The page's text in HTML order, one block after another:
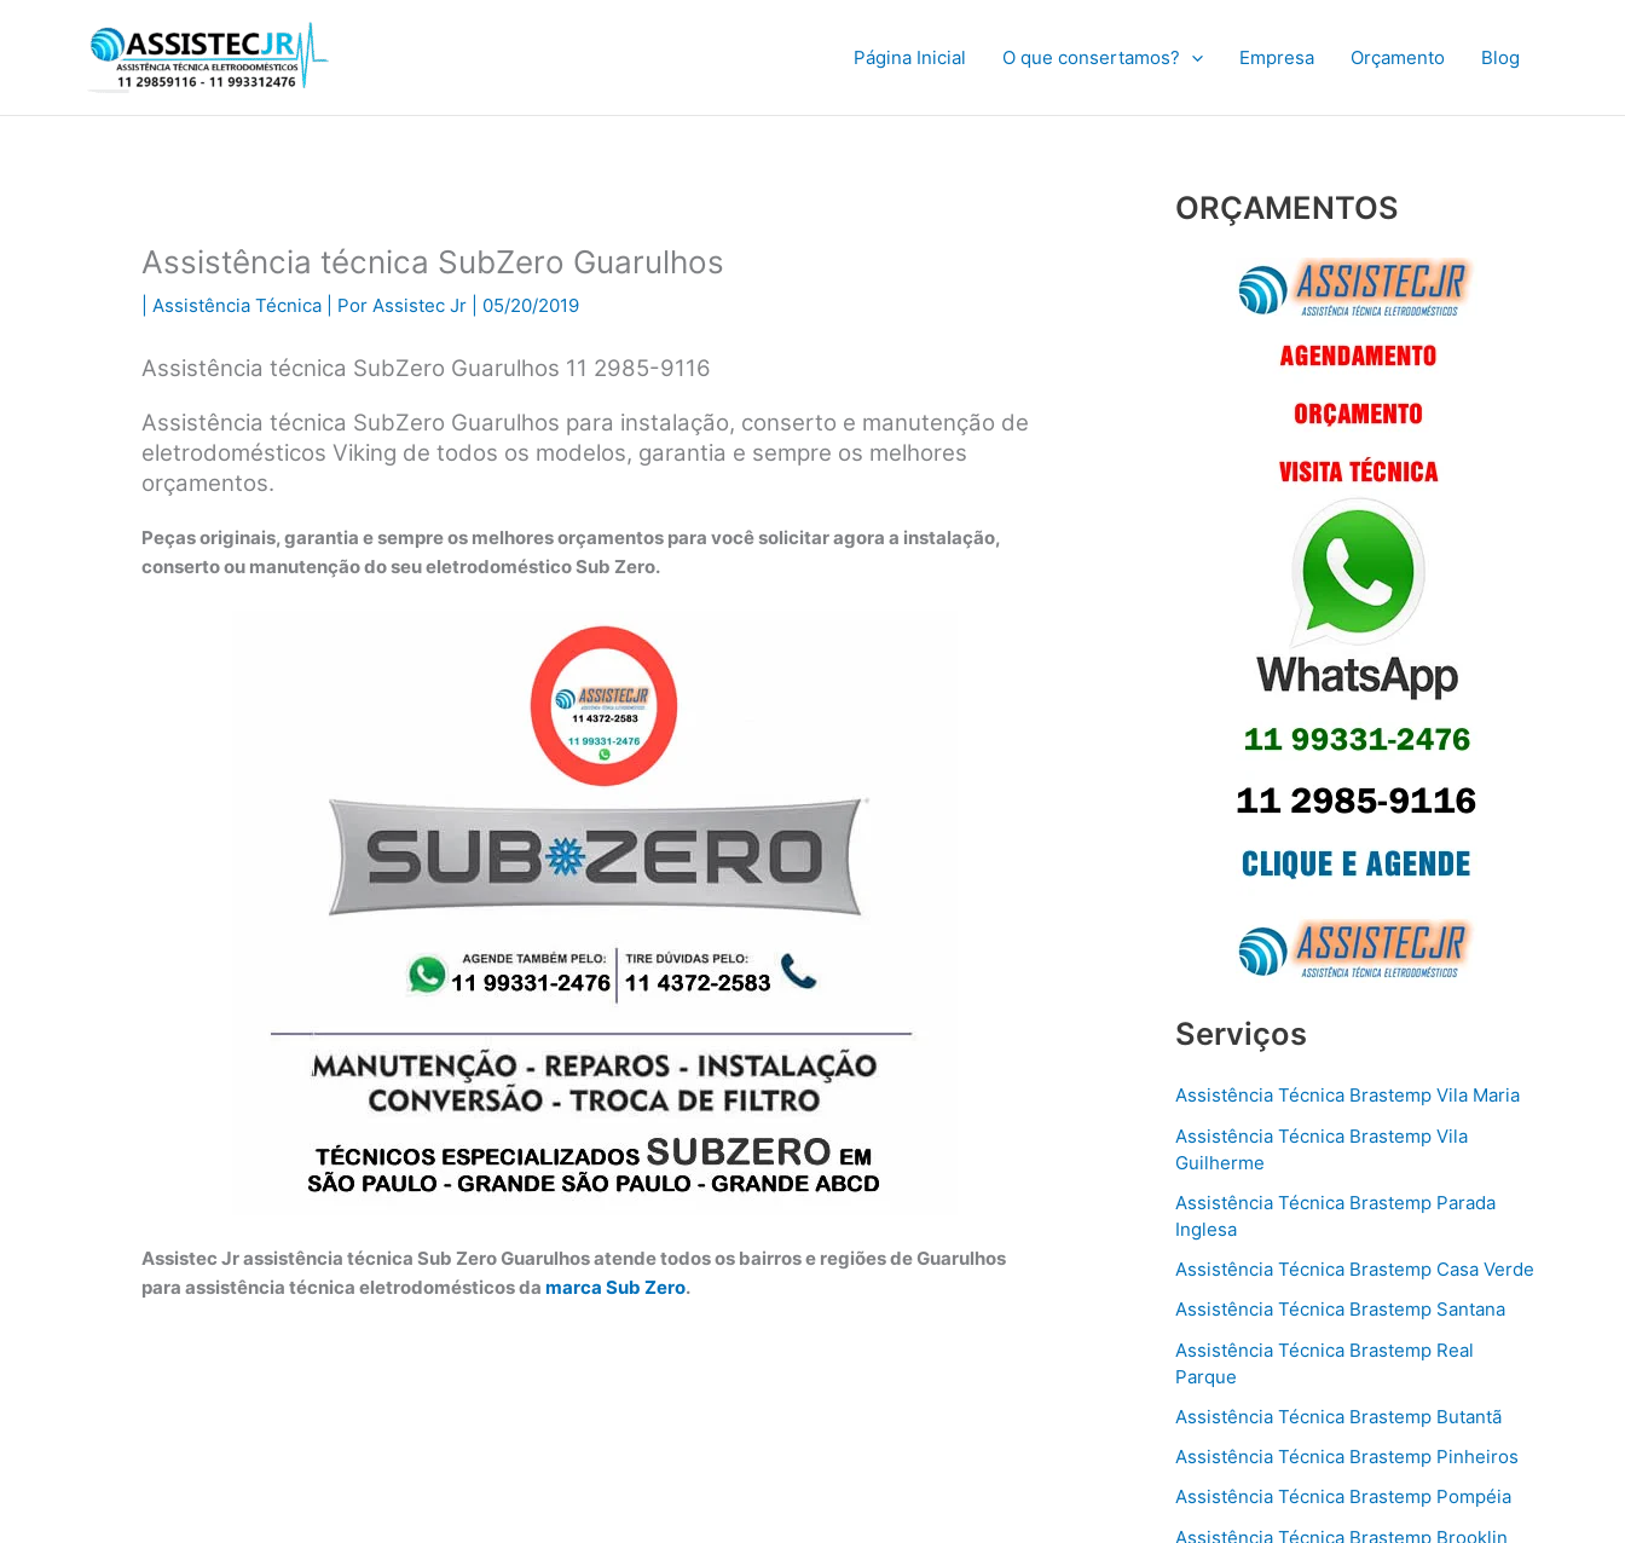
Página Inicial O que consertamos? Empresa Orçamento Blog
Assistência técnica SubZero Guarulhos
Assistência Técnica | Por Assistec Jr 05/20/2019
Assistência técnica SubZero Guarulhos 11 2985-9116
Assistência técnica SubZero Guarulhos para instalação, conserto e manutenção de
eletrodomésticos Viking de todos os modelos, garantia e sempre os melhores
orçamentos.
Peças originais, garantia e sempre os melhores orçamentos para você solicitar agora a instalação,
conserto ou manutenção do seu eletrodoméstico Sub Zero.
Assistec Jr assistência técnica Sub Zero Guarulhos atende todos os bairros e regiões de Guarulhos
para assistência técnica eletrodomésticos da marca Sub Zero.
ORÇAMENTOS
Serviços
Assistência Técnica Brastemp Vila Maria
Assistência Técnica Brastemp Vila
Guilherme
Assistência Técnica Brastemp Parada
Inglesa
Assistência Técnica Brastemp Casa Verde
Assistência Técnica Brastemp Santana
Assistência Técnica Brastemp Real
Parque
Assistência Técnica Brastemp Butantã
Assistência Técnica Brastemp Pinheiros
Assistência Técnica Brastemp Pompéia
Assistência Técnica Brastemp Brooklin